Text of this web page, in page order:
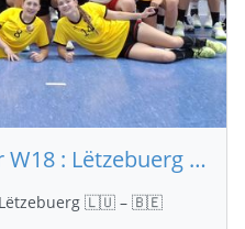
3 Natiounen Turnéier W18 : Lëtzebuerg 🇱🇺 – 🇧🇪 Belsch 17 - 36
Lëtzebuerg 🇱🇺 – 🇧🇪